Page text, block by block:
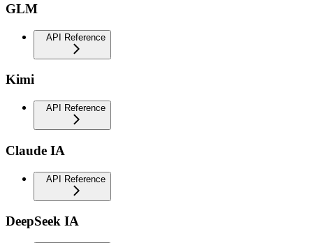
GLM
API Reference
Kimi
API Reference
Claude IA
API Reference
DeepSeek IA